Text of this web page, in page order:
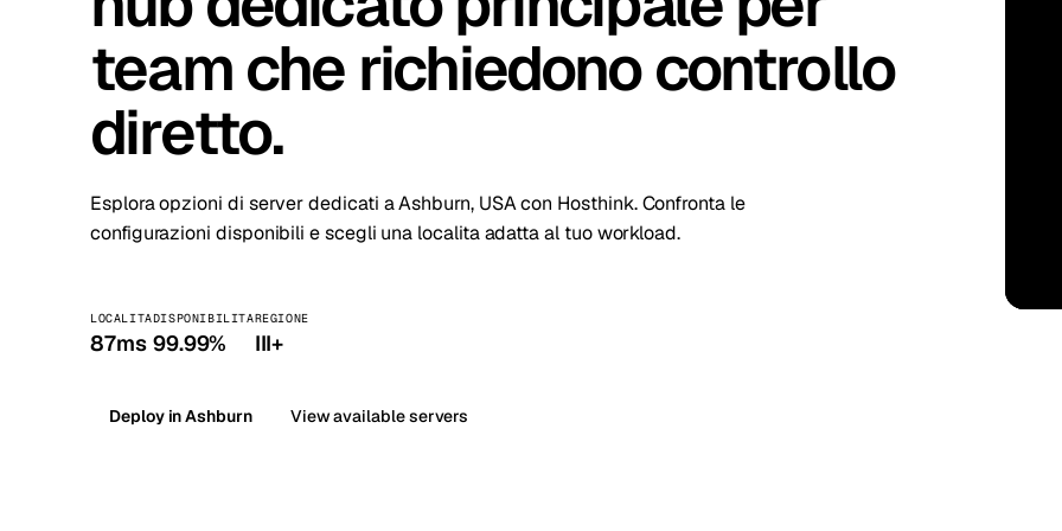
Stockholm Svezia Tallinn
Warsaw Polonia Zurich
team che richiedono controllo
diretto.
Esplora opzioni di server dedicati a Ashburn, USA con Hosthink. Confronta le
configurazioni disponibili e scegli una localita adatta al tuo workload.
LOCALITA
87ms
DISPONIBILITA
99.99%
REGIONE
III+
Deploy in Ashburn View available servers